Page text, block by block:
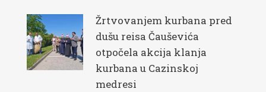
Žrtvovanjem kurbana pred
dušu reisa Čauševića
otpočela akcija klanja
kurbana u Cazinskoj
medresi